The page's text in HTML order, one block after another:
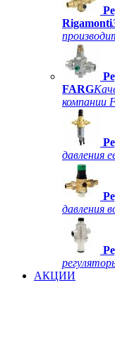
Rigamonti
FARG
компании
давления
давления
АКЦИИ